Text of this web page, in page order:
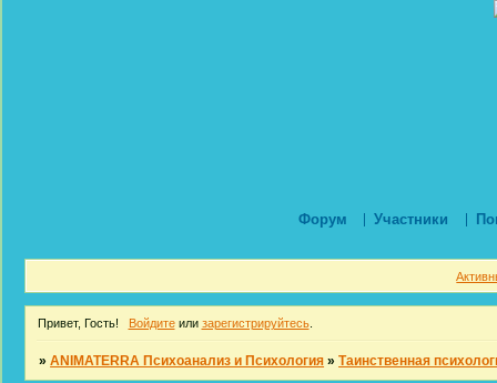
Форум Участники
Привет, Гость! Войдитеили зарегистрируйтесь.
»ANIMATERRA Психоанализ и Психология »Таинственная